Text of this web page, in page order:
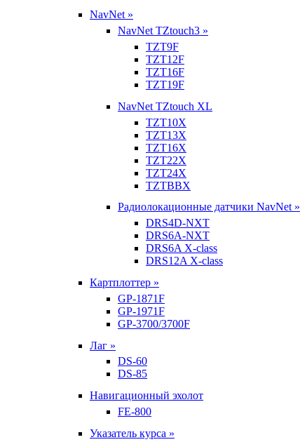
NavNet »
NavNet TZtouch3 »
TZT9F
TZT12F
TZT16F
TZT19F
NavNet TZtouch XL
TZT10X
TZT13X
TZT16X
TZT22X
TZT24X
TZTBBX
Радиолокационные датчики NavNet »
DRS4D-NXT
DRS6A-NXT
DRS6A X-class
DRS12A X-class
Картплоттер »
GP-1871F
GP-1971F
GP-3700/3700F
Лаг »
DS-60
DS-85
Навигационный эхолот
FE-800
Указатель курса »